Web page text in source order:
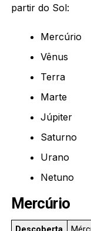
partir do Sol:
Mercúrio
Vênus
Terra
Marte
Júpiter
Saturno
Urano
Netuno
Mercúrio